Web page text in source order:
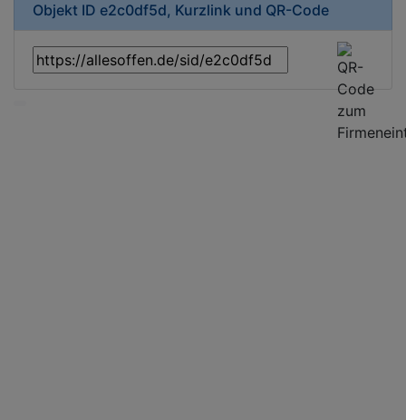
Objekt ID e2c0df5d, Kurzlink und QR-Code